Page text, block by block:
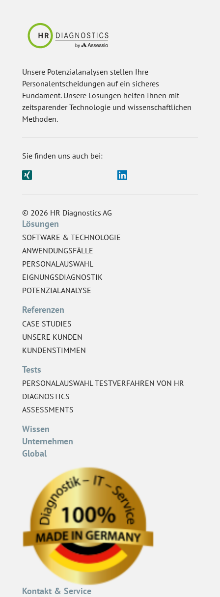
Unsere Potenzialanalysen stellen Ihre
Personalentscheidungen auf ein sicheres
Fundament. Unsere Lösungen helfen Ihnen mit
zeitsparender Technologie und wissenschaftlichen
Methoden.
Sie finden uns auch bei:
© 2026 HR Diagnostics AG
Lösungen
SOFTWARE & TECHNOLOGIE
ANWENDUNGSFÄLLE
PERSONALAUSWAHL
EIGNUNGSDIAGNOSTIK
POTENZIALANALYSE
Referenzen
CASE STUDIES
UNSERE KUNDEN
KUNDENSTIMMEN
Tests
PERSONALAUSWAHL TESTVERFAHREN VON HR
DIAGNOSTICS
ASSESSMENTS
Wissen
Unternehmen
Global
Kontakt & Service